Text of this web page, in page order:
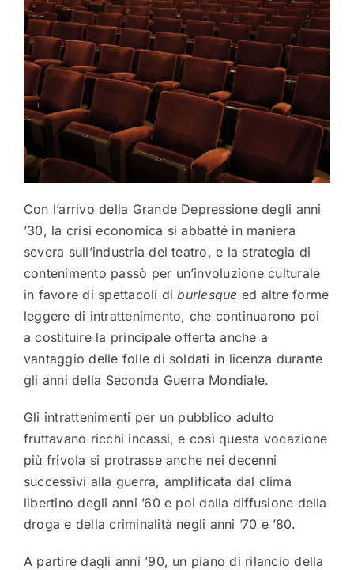
Con l’arrivo della Grande Depressione degli anni
’30, la crisi economica si abbatté in maniera
severa sull’industria del teatro, e la strategia di
contenimento passò per un’involuzione culturale
in favore di spettacoli diburlesque ed altre forme
leggere di intrattenimento, che continuarono poi
a costituire la principale offerta anche a
vantaggio delle folle di soldati in licenza durante
gli anni della Seconda Guerra Mondiale.
Gli intrattenimenti per un pubblico adulto
fruttavano ricchi incassi, e così questa vocazione
più frivola si protrasse anche nei decenni
successivi alla guerra, amplificata dal clima
libertino degli anni ’60 e poi dalla diffusione della
droga e della criminalità negli anni ’70 e ’80.
A partire dagli anni ’90, un piano di rilancio della